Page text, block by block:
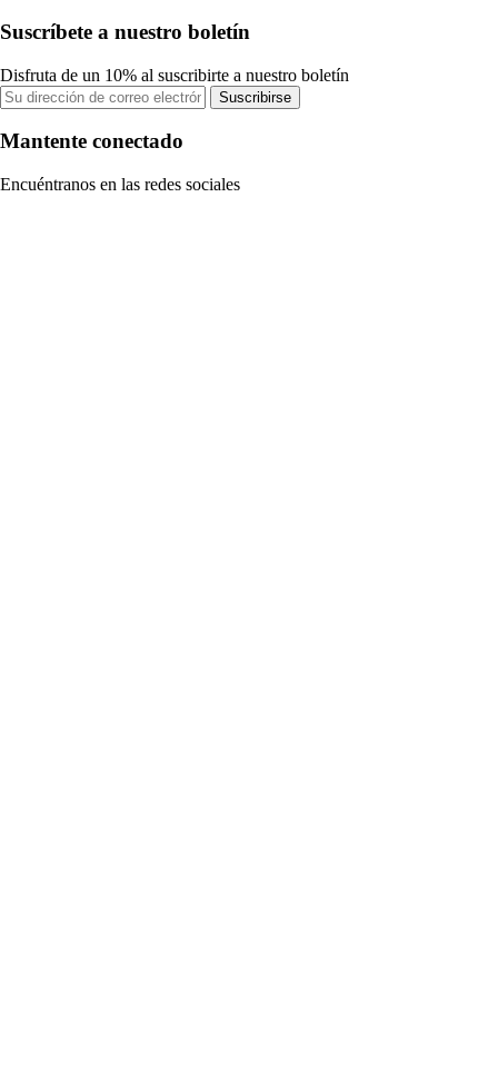
Suscríbete a nuestro boletín
Disfruta de un 10% al suscribirte a nuestro boletín
Suscribirse
Mantente conectado
Encuéntranos en las redes sociales